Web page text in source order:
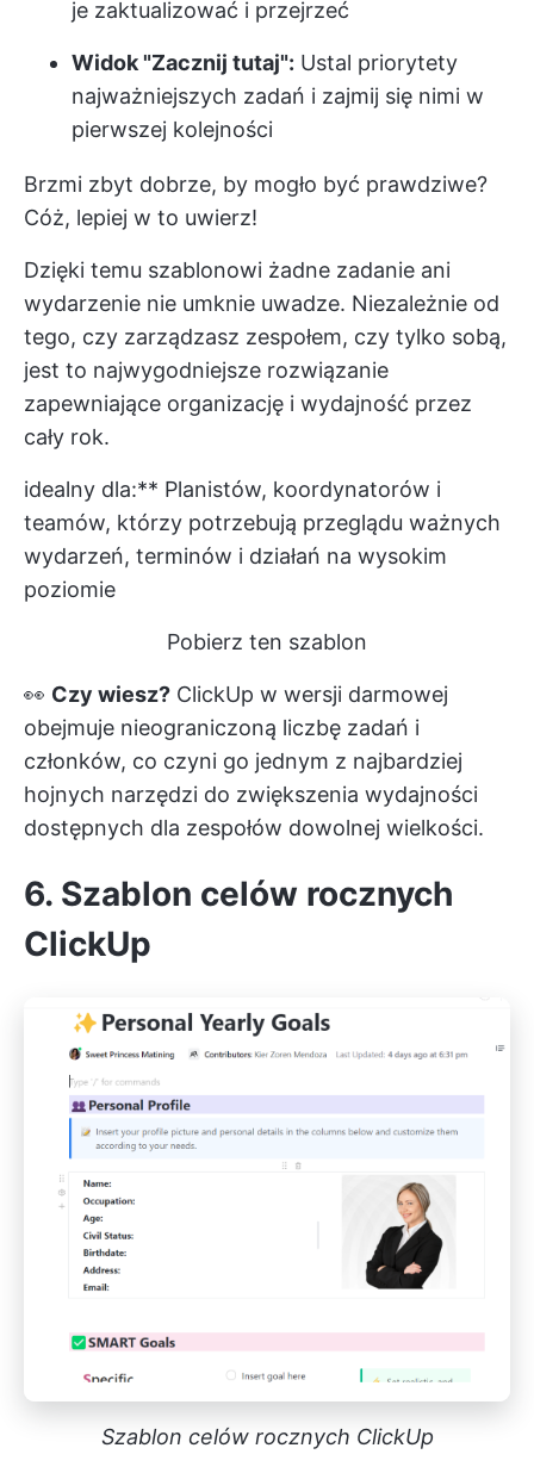
je zaktualizować i przejrzeć
Widok "Zacznij tutaj": Ustal priorytety
najważniejszych zadań i zajmij się nimi w
pierwszej kolejności
Brzmi zbyt dobrze, by mogło być prawdziwe?
Cóż, lepiej w to uwierz!
Dzięki temu szablonowi żadne zadanie ani
wydarzenie nie umknie uwadze. Niezależnie od
tego, czy zarządzasz zespołem, czy tylko sobą,
jest to najwygodniejsze rozwiązanie
zapewniające organizację i wydajność przez
cały rok.
idealny dla:** Planistów, koordynatorów i
teamów, którzy potrzebują przeglądu ważnych
wydarzeń, terminów i działań na wysokim
poziomie
Pobierz ten szablon
👀 Czy wiesz? ClickUp w wersji darmowej
obejmuje nieograniczoną liczbę zadań i
członków, co czyni go jednym z najbardziej
hojnych narzędzi do zwiększenia wydajności
dostępnych dla zespołów dowolnej wielkości.
6. Szablon celów rocznych
ClickUp
Szablon celów rocznych ClickUp